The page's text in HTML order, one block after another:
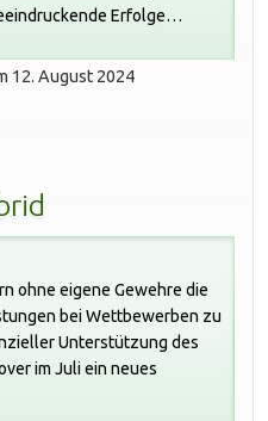
Erfolge
Burgdorf durchsetzen.
12. August 2024
ohne eigene Gewehre die
bei Wettbewerben zu
Unterstützung des
im Juli ein neues